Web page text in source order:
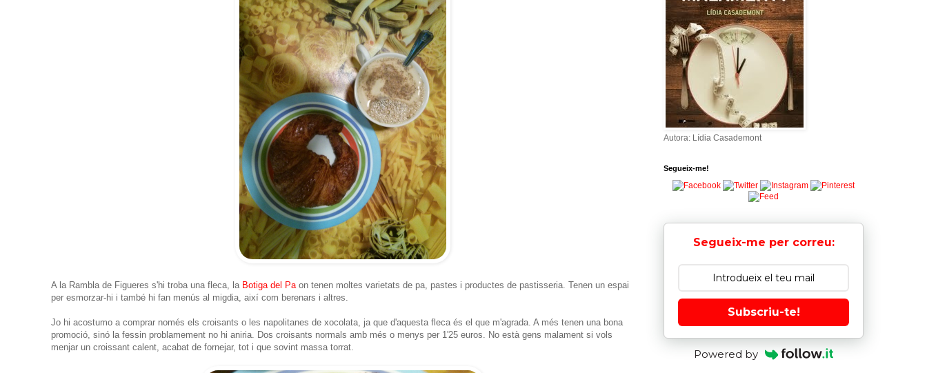
A la Rambla de Figueres s'hi troba una fleca, la Botiga del Paon tenen moltes varietats de pa, pastes i productes de pastisseria. Tenen un espai
per esmorzar-hi i també hi fan menús al migdia, així com berenars i altres.
Jo hi acostumo a comprar només els croisants o les napolitanes de xocolata, ja que d'aquesta fleca és el que m'agrada. A més tenen una bona
promoció, sinó la fessin problamement no hi aniria. Dos croisants normals amb més o menys per 1'25 euros. No està gens malament si vols
menjar un croissant calent, acabat de fornejar, tot i que sovint massa torrat.
Autora: Lídia Casademont
Segueix-me!
Segueix-me per correu:
Subscriu-te!
Powered by